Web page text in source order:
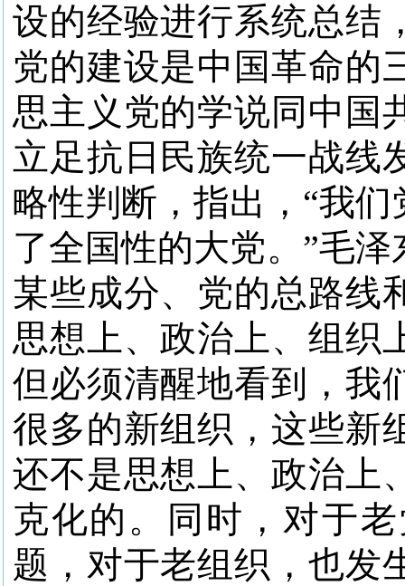
设的经验进行系统总结
党的建设是中国革命的
思主义党的学说同中国
立足抗日民族统一战线
略性判断，指出，“我
了全国性的大党。”毛
某些成分、党的总路线
思想上、政治上、组织
但必须清醒地看到，我
很多的新组织，这些新
还不是思想上、政治上
克化的。同时，对于
题，对于老组织，也发